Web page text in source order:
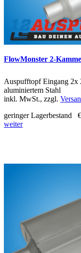
FlowMonster 2-
Auspufftopf Eingang 2x
aluminiertem Stahl
inkl. MwSt., zzgl.
geringer Lagerbestand
weiter